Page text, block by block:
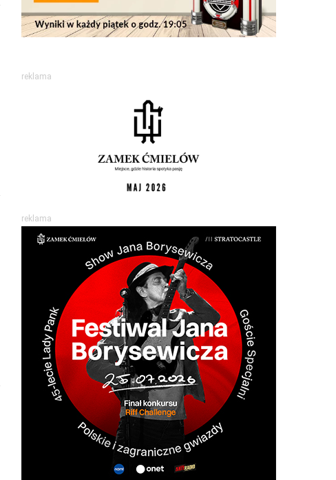
reklama
reklama